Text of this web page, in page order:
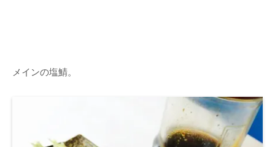
メインの塩鯖。